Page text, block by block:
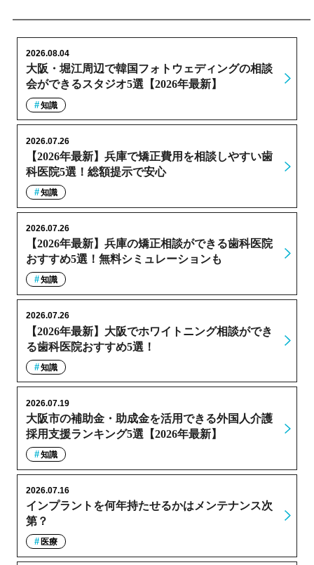
大阪・堀江周辺で韓国フォトウェディングの相談
会ができるスタジオ5選【2026年最新】
2026.08.04
知識
【2026年最新】兵庫で矯正費用を相談しやすい歯
科医院5選！総額提示で安心
2026.07.26
知識
【2026年最新】兵庫の矯正相談ができる歯科医院
おすすめ5選！無料シミュレーションも
2026.07.26
知識
【2026年最新】大阪でホワイトニング相談ができ
る歯科医院おすすめ5選！
2026.07.26
知識
大阪市の補助金・助成金を活用できる外国人介護
採用支援ランキング5選【2026年最新】
2026.07.19
知識
インプラントを何年持たせるかはメンテナンス次
第？
2026.07.16
医療